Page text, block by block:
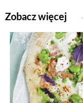
Zobacz więcej